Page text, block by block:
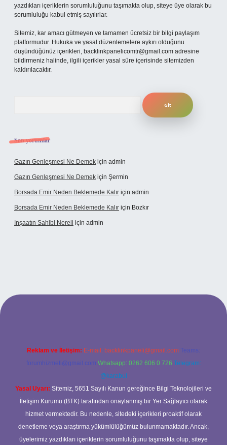
yazdıkları içeriklerin sorumluluğunu taşımakta olup, siteye üye olarak bu
sorumluluğu kabul etmiş sayılırlar.
Sitemiz, kar amacı gütmeyen ve tamamen ücretsiz bir bilgi paylaşım
platformudur. Hukuka ve yasal düzenlemelere aykırı olduğunu
düşündüğünüz içerikleri, backlinkpanelicomtr@gmail.com adresine
bildirmeniz halinde, ilgili içerikler yasal süre içerisinde sitemizden
kaldırılacaktır.
Son yorumlar
Gazın Genleşmesi Ne Demek için admin
Gazın Genleşmesi Ne Demek için Şermin
Borsada Emir Neden Beklemede Kalır için admin
Borsada Emir Neden Beklemede Kalır için Bozkır
Inşaatın Sahibi Nereli için admin
Reklam ve İletişim: E-mail: backlinkpaneli@gmail.com Teams:
forumhizmeti@gmail.com Whatsapp: 0262 606 0 726 Telegram:
@karabul
Yasal Uyarı: Sitemiz, 5651 Sayılı Kanun gereğince Bilgi Teknolojileri ve
İletişim Kurumu (BTK) tarafından onaylanmış bir Yer Sağlayıcı olarak
hizmet vermektedir. Bu nedenle, sitedeki içerikleri proaktif olarak
denetleme veya araştırma yükümlülüğümüz bulunmamaktadır. Ancak,
üyelerimiz yazdıkları içeriklerin sorumluluğunu taşımakta olup, siteye